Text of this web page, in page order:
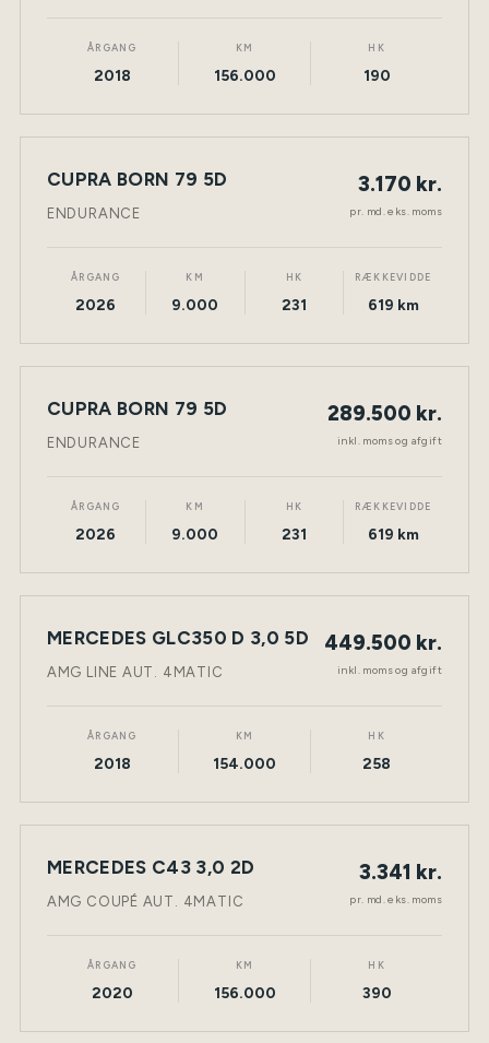
ÅRGANG
2018
KM
156.000
HK
190
LEASING NY BIL TØNDER
CUPRA BORN 79 5D
ENDURANCE
3.170 kr.
pr. md. eks. moms
ÅRGANG
2026
KM
9.000
HK
231
RÆKKEVIDDE
619 km
NY BIL ELEKTRISK TØNDER
CUPRA BORN 79 5D
ENDURANCE
289.500 kr.
inkl. moms og afgift
ÅRGANG
2026
KM
9.000
HK
231
RÆKKEVIDDE
619 km
NY BIL DIESEL TØNDER
MERCEDES GLC350 D 3,0 5D
AMG LINE AUT. 4MATIC
449.500 kr.
inkl. moms og afgift
ÅRGANG
2018
KM
154.000
HK
258
LEASING NY BIL TØNDER
MERCEDES C43 3,0 2D
AMG COUPÉ AUT. 4MATIC
3.341 kr.
pr. md. eks. moms
ÅRGANG
2020
KM
156.000
HK
390